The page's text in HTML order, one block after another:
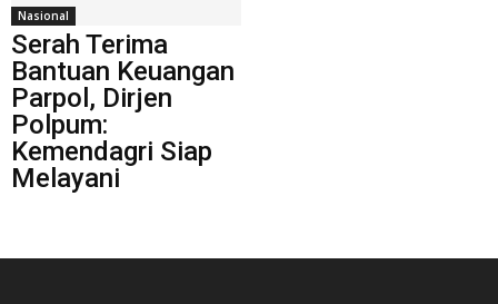
Nasional
Serah Terima
Bantuan Keuangan
Parpol, Dirjen
Polpum:
Kemendagri Siap
Melayani